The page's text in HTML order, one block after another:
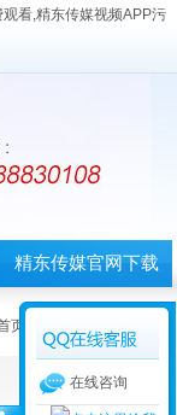
看,精东传媒视频APP污
精东传媒官网下载
APP首页
页
在线咨询